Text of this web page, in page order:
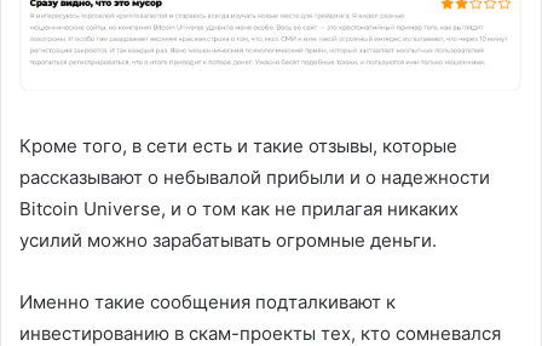
Кроме того, в сети есть и такие отзывы, которые
рассказывают о небывалой прибыли и о надежности
Bitcoin Universe, и о том как не прилагая никаких
усилий можно зарабатывать огромные деньги.
Именно такие сообщения подталкивают к
инвестированию в скам-проекты тех, кто сомневался